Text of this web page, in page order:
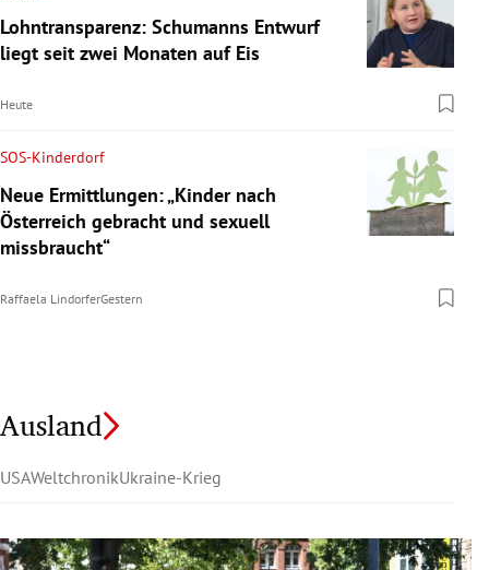
Lohntransparenz: Schumanns Entwurf
liegt seit zwei Monaten auf Eis
Heute
SOS-Kinderdorf
Neue Ermittlungen: „Kinder nach
Österreich gebracht und sexuell
missbraucht“
Raffaela LindorferGestern
Ausland
USAWeltchronikUkraine-Krieg